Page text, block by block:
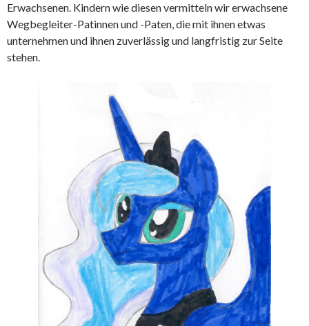
Erwachsenen. Kindern wie diesen vermitteln wir erwachsene
Wegbegleiter-Patinnen und -Paten, die mit ihnen etwas
unternehmen und ihnen zuverlässig und langfristig zur Seite
stehen.